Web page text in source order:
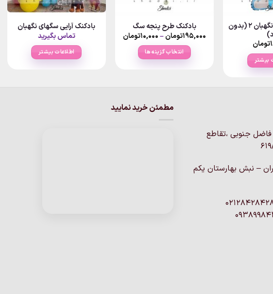
بادکنک سگهای نگهبان ۲ (بدون
تومان
بیشتر
بادکنک طرح پنجه سگ
۱۹۵,۰۰۰تومان–۱۰,۰۰۰تومان
انتخاب گزینه ها
مختلفی
بادکنک آرایی سگهای نگهبان
تماس بگیرید
اطلاعات بیشتر
فاضل جنوبی ،تقاطع
– نبش بهارستان یکم
مطمئن خرید نمایید